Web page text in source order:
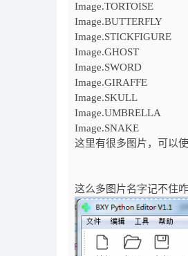
Image.TORTOISE
Image.BUTTERFLY
Image.STICKFIGURE
Image.GHOST
Image.SWORD
Image.GIRAFFE
Image.SKULL
Image.UMBRELLA
Image.SNAKE
这里有很多图片，可以
这么多图片名字记不住